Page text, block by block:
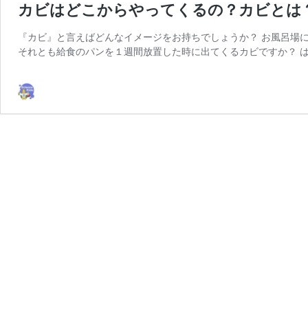
カビはどこからやってくるの？カビと
『カビ』と言えばどんなイメージをお持ちでしょうか？ お風呂
それとも給食のパンを１週間放置した時に出てくるカビですか？